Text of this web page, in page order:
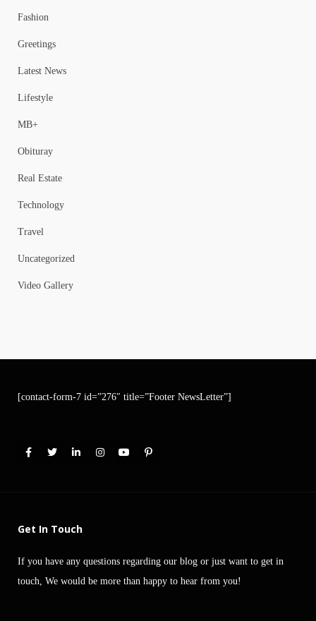
Fashion
Greetings
Latest News
Lifestyle
MB+
Obituray
Real Estate
Technology
Travel
Uncategorized
Video Gallery
[contact-form-7 id=”276″ title=”Footer NewsLetter”]
Get In Touch
If you have any questions regarding our blog or just want to get in
touch, We would be more than happy to hear from you!